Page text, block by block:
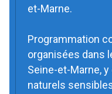
et-Marne.
Programmation
organisées dans
Seine-et-Marne,
naturels